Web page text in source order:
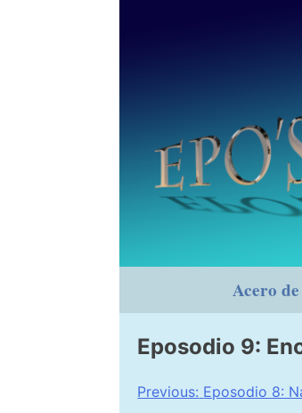
Acero de
Eposodio 9:
Navegación
Previous: Eposodio 8: